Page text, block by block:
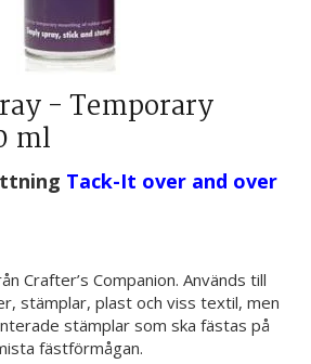
- Temporary
ml
Tack-It over and over
Crafter’s Companion. Används till
stämplar, plast och viss textil, men
stämplar som ska fästas på
fästförmågan.